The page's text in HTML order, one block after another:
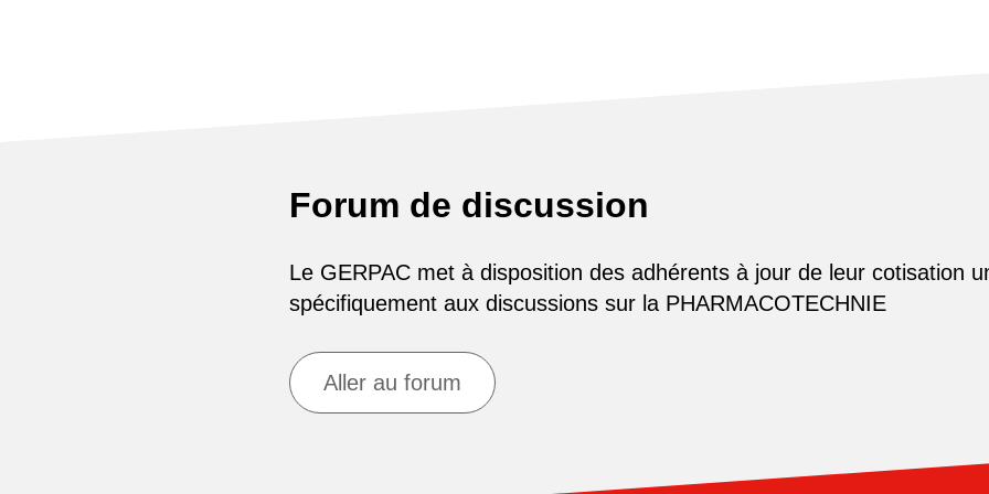
Forum de discussion
Le GERPAC met à disposition des adhérents à jour de leur cotisation
spécifiquement aux discussions sur la PHARMACOTECHNIE
Aller au forum